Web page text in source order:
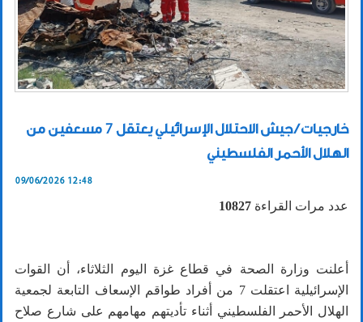
خارجيات / جيش الاحتلال الإسرائيلي يعتقل 7 مسعفين من
الهلال الأحمر الفلسطيني
09/06/2026 12:48
عدد مرات القراءة 10827
أعلنت وزارة الصحة في قطاع غزة اليوم الثلاثاء، أن القوات
الإسرائيلية اعتقلت 7 من أفراد طواقم الإسعاف التابعة لجمعية
الهلال الأحمر الفلسطيني أثناء تأديتهم مهامهم على شارع صلاح